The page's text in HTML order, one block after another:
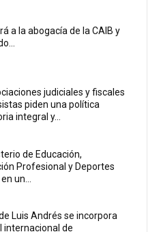
a la abogacía de la CAIB y
judiciales y fiscales
piden una política
integral y...
de Educación,
Profesional y Deportes
un...
Luis Andrés se incorpora
internacional de